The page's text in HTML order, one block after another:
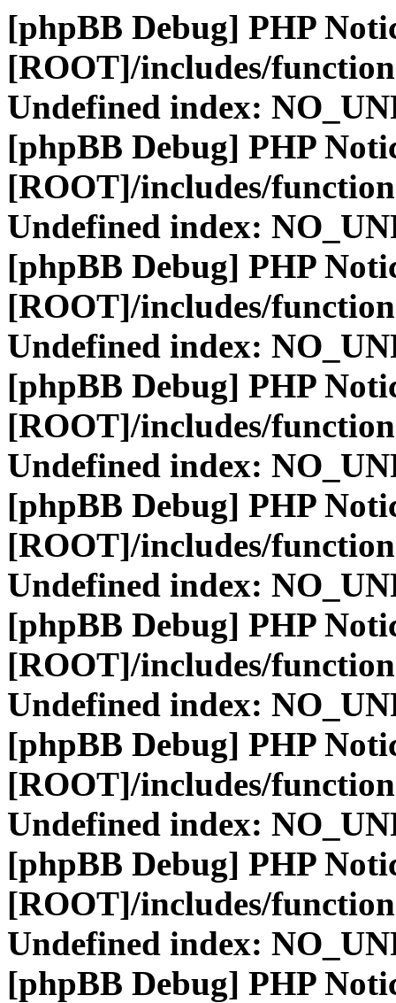
[phpBB Debug] PHP
[ROOT]/includes/
Undefined index:
[phpBB Debug] PHP
[ROOT]/includes/
Undefined index:
[phpBB Debug] PHP
[ROOT]/includes/
Undefined index:
[phpBB Debug] PHP
[ROOT]/includes/
Undefined index:
[phpBB Debug] PHP
[ROOT]/includes/
Undefined index:
[phpBB Debug] PHP
[ROOT]/includes/
Undefined index:
[phpBB Debug] PHP
[ROOT]/includes/
Undefined index:
[phpBB Debug] PHP
[ROOT]/includes/
Undefined index:
[phpBB Debug] PHP